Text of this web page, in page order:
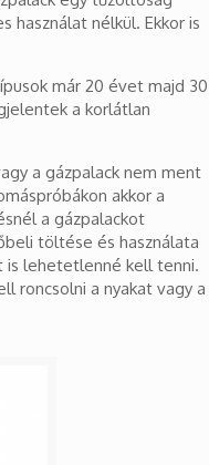
nélkül. Ekkor is
már 20 évet majd 30
a korlátlan
a gázpalack nem ment
akkor a
a gázpalackot
töltése és használata
lehetetlenné kell tenni.
roncsolni a nyakat vagy a